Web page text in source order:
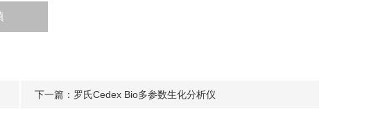
下一篇： 罗氏Cedex Bio多参数生化分析仪